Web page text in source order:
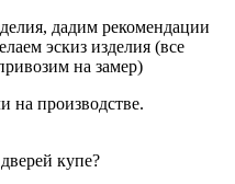
дадим рекомендации
эскиз изделия (все
на замер)
на производстве.
купе?